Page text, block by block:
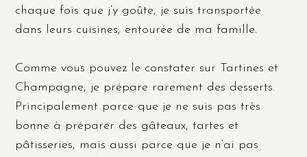
chaque fois que j’y goûte, je suis transportée
dans leurs cuisines, entourée de ma famille.
Comme vous pouvez le constater sur Tartines et
Champagne, je prépare rarement des desserts.
Principalement parce que je ne suis pas très
bonne à préparer des gâteaux, tartes et
pâtisseries, mais aussi parce que je n’ai pas